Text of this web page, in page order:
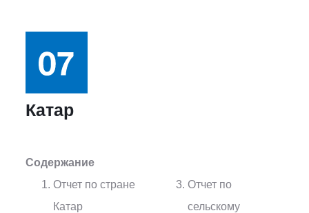
Катар
Содержание
Отчет по стране
Катар
Отчет по
сельскому